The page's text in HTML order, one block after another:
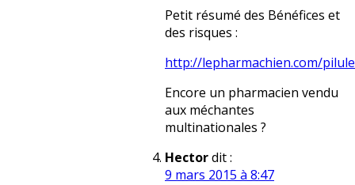
Petit résumé des Bénéfices et
des risques :
http://lepharmachien.com/
Encore un pharmacien vendu
aux méchantes
multinationales ?
Hectordit :
9 mars 2015 à 8:47